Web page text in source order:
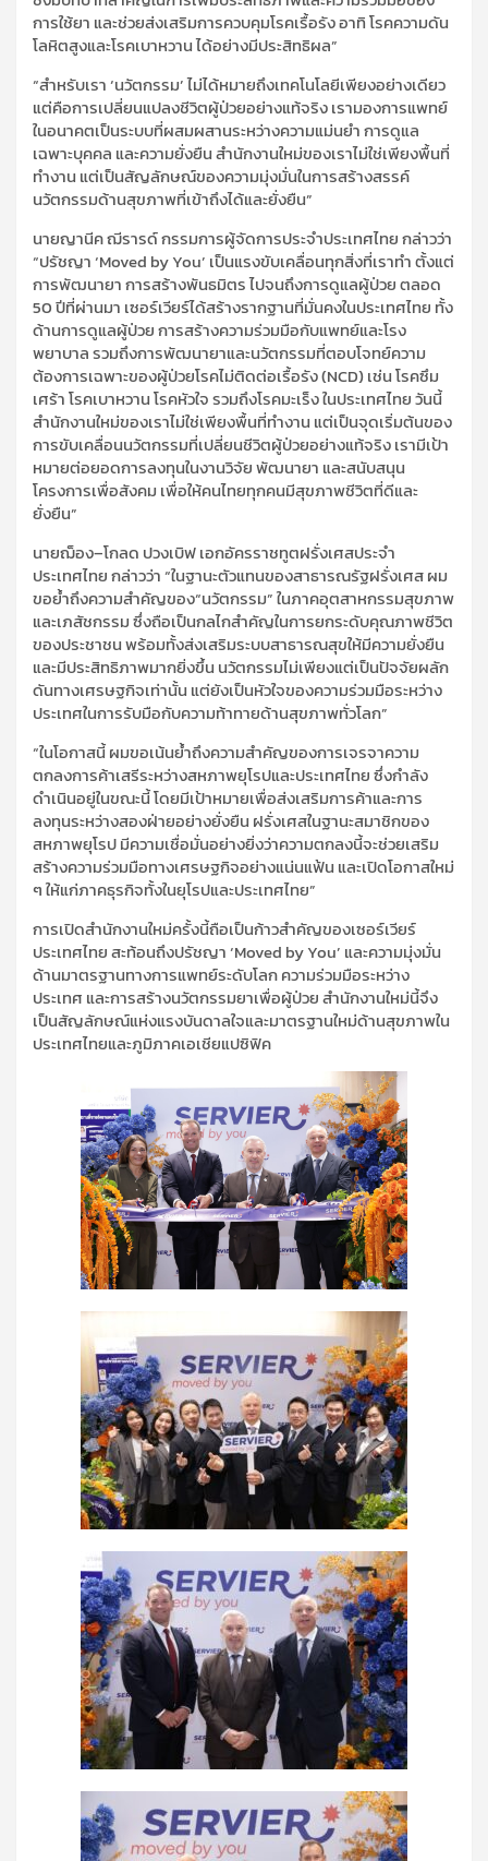
การใช้ยา และช่วยส่งเสริมการควบคุมโรคเรื้อรัง อาทิโรคความดัน
โลหิตสูงและโรคเบาหวานได้อย่างมีประสิทธิผล”
“สำหรับเรา ‘นวัตกรรม’ ไม่ได้หมายถึงเทคโนโลยีเพียงอย่างเดียว
แต่คือการเปลี่ยนแปลงชีวิตผู้ป่วยอย่างแท้จริง เรามองการแพทย์
ในอนาคตเป็นระบบที่ผสมผสานระหว่างความแม่นยำ การดูแล
เฉพาะบุคคล และความยั่งยืน สำนักงานใหม่ของเราไม่ใช่เพียงพื้นที่
ทำงาน แต่เป็นสัญลักษณ์ของความมุ่งมั่นในการสร้างสรรค์
นวัตกรรมด้านสุขภาพที่เข้าถึงได้และยั่งยืน”
นายญานีค ฌีรารด์กรรมการผู้จัดการประจำประเทศไทยกล่าวว่า
“ปรัชญา‘Moved by You’ เป็นแรงขับเคลื่อนทุกสิ่งที่เราทำ ตั้งแต่
การพัฒนายา การสร้างพันธมิตร ไปจนถึงการดูแลผู้ป่วยตลอด
50ปีที่ผ่านมา เซอร์เวียร์ได้สร้างรากฐานที่มั่นคงในประเทศไทย ทั้ง
ด้านการดูแลผู้ป่วย การสร้างความร่วมมือกับแพทย์และโรง
พยาบาล รวมถึงการพัฒนายาและนวัตกรรมที่ตอบโจทย์ความ
ต้องการเฉพาะของผู้ป่วยโรคไม่ติดต่อเรื้อรัง(NCD)เช่น โรคซึม
เศร้า โรคเบาหวาน โรคหัวใจ รวมถึงโรคมะเร็งในประเทศไทยวันนี้
สำนักงานใหม่ของเราไม่ใช่เพียงพื้นที่ทำงาน แต่เป็นจุดเริ่มต้นของ
การขับเคลื่อนนวัตกรรมที่เปลี่ยนชีวิตผู้ป่วยอย่างแท้จริง เรามีเป้า
หมายต่อยอดการลงทุนในงานวิจัย พัฒนายา และสนับสนุน
โครงการเพื่อสังคม เพื่อให้คนไทยทุกคนมีสุขภาพชีวิตที่ดีและ
ยั่งยืน”
นายฌ็อง–โกลด ปวงเบิฟเอกอัครราชทูตฝรั่งเศสประจำ
ประเทศไทยกล่าวว่า“ในฐานะตัวแทนของสาธารณรัฐฝรั่งเศส ผม
ขอย้ำถึงความสำคัญของ“นวัตกรรม”ในภาคอุตสาหกรรมสุขภาพ
และเภสัชกรรม ซึ่งถือเป็นกลไกสำคัญในการยกระดับคุณภาพชีวิต
ของประชาชน พร้อมทั้งส่งเสริมระบบสาธารณสุขให้มีความยั่งยืน
และมีประสิทธิภาพมากยิ่งขึ้น นวัตกรรมไม่เพียงแต่เป็นปัจจัยผลัก
ดันทางเศรษฐกิจเท่านั้น แต่ยังเป็นหัวใจของความร่วมมือระหว่าง
ประเทศในการรับมือกับความท้าทายด้านสุขภาพทั่วโลก”
“ในโอกาสนี้ ผมขอเน้นย้ำถึงความสำคัญของการเจรจาความ
ตกลงการค้าเสรีระหว่างสหภาพยุโรปและประเทศไทย ซึ่งกำลัง
ดำเนินอยู่ในขณะนี้ โดยมีเป้าหมายเพื่อส่งเสริมการค้าและการ
ลงทุนระหว่างสองฝ่ายอย่างยั่งยืน ฝรั่งเศสในฐานะสมาชิกของ
สหภาพยุโรป มีความเชื่อมั่นอย่างยิ่งว่าความตกลงนี้จะช่วยเสริม
สร้างความร่วมมือทางเศรษฐกิจอย่างแน่นแฟ้น และเปิดโอกาสใหม่
ๆ ให้แก่ภาคธุรกิจทั้งในยุโรปและประเทศไทย”
การเปิดสำนักงานใหม่ครั้งนี้ถือเป็นก้าวสำคัญของเซอร์เวียร์
ประเทศไทย สะท้อนถึงปรัชญา‘Moved by You’ และความมุ่งมั่น
ด้านมาตรฐานทางการแพทย์ระดับโลก ความร่วมมือระหว่าง
ประเทศ และการสร้างนวัตกรรมยาเพื่อผู้ป่วย สำนักงานใหม่นี้จึง
เป็นสัญลักษณ์แห่งแรงบันดาลใจและมาตรฐานใหม่ด้านสุขภาพใน
ประเทศไทยและภูมิภาคเอเชียแปซิฟิค